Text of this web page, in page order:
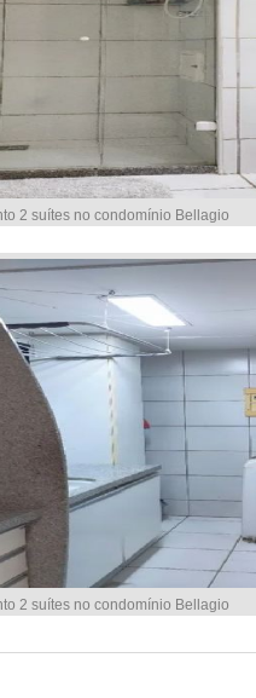
2 suítes no condomínio Bellagio
2 suítes no condomínio Bellagio